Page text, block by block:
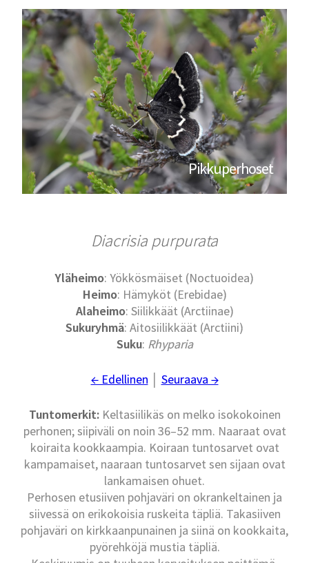
Pikkuperhoset
Diacrisia purpurata
Yläheimo: Yökkösmäiset (Noctuoidea)
Heimo: Hämyköt (Erebidae)
Alaheimo: Siilikkäät (Arctiinae)
Sukuryhmä: Aitosiilikkäät (Arctiini)
Suku: Rhyparia
← Edellinen Seuraava →
Tuntomerkit:Keltasiilikäs on melko isokokoinen
perhonen; siipiväli on noin 36–52 mm. Naaraat ovat
koiraita kookkaampia. Koiraan tuntosarvet ovat
kampamaiset, naaraan tuntosarvet sen sijaan ovat
lankamaisen ohuet.
Perhosen etusiiven pohjaväri on okrankeltainen ja
siivessä on erikokoisia ruskeita täpliä. Takasiiven
pohjaväri on kirkkaanpunainen ja siinä on kookkaita,
pyörehköjä mustia täpliä.